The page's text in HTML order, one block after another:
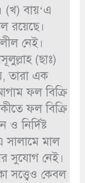
(খ) বায়‘এ
রয়েছে।
নেই।
(ছাঃ)
তারা এক
ফল বিক্রি
ফল বিক্রি
ও নির্দিষ্ট
সালামে মাল
সুযোগ নেই।
সত্ত্বেও কেবল